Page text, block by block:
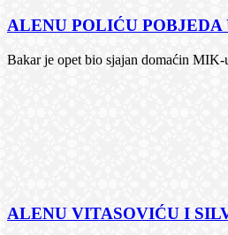
ALENU POLIĆU POBJEDA
Bakar je opet bio sjajan domaćin MIK-
ALENU VITASOVIĆU I